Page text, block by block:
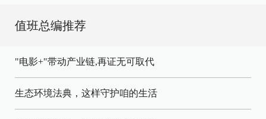
值班总编推荐
"电影+"带动产业链,再证无可取代
生态环境法典，这样守护咱的生活